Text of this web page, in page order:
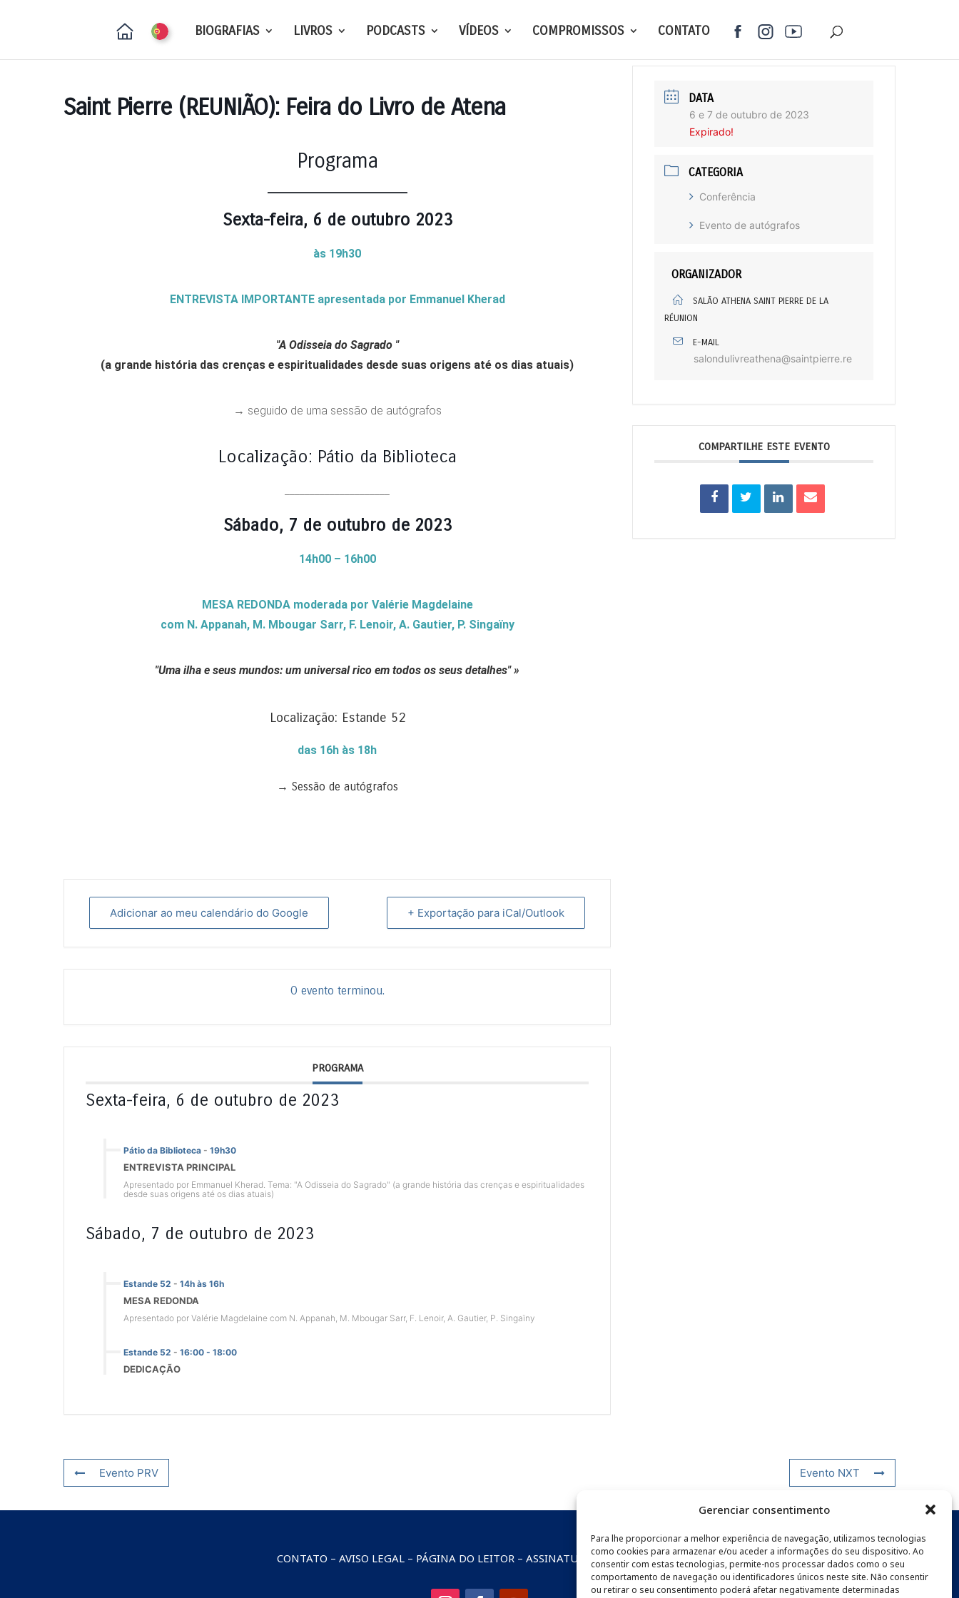
Gerenciar consentimento
Para lhe proporcionar a melhor experiência de navegação, utilizamos tecnologias
como cookies para armazenar e/ou aceder a informações do seu dispositivo. Ao
consentir com estas tecnologias, permite-nos processar dados como o seu
comportamento de navegação ou identificadores únicos neste site. Não consentir
ou retirar o seu consentimento poderá afetar negativamente determinadas
BIOGRAFIAS LIVROS PODCASTS VÍDEOS COMPROMISSOS CONTATO
Saint Pierre (REUNIÃO): Feira do Livro de Atena
Programa
Sexta-feira, 6 de outubro 2023
às 19h30
ENTREVISTA IMPORTANTE apresentada por EmmanuelKherad
"A Odisseia do Sagrado "
(a grande história das crenças e espiritualidades desde suas origens até os dias atuais)
→ seguido de uma sessão de autógrafos
Localização: Pátio da Biblioteca
Sábado, 7 de outubro de 2023
14h00 – 16h00
MESA REDONDA moderada por Valérie Magdelaine
com N. Appanah, M. Mbougar Sarr, F. Lenoir, A. Gautier, P. Singaïny
"Uma ilha e seus mundos: um universal rico em todos os seus detalhes"»
Localização: Estande 52
das 16h às 18h
→ Sessão de autógrafos
Adicionar ao meu calendário do Google + Exportação para iCal/Outlook
O evento terminou.
PROGRAMA
Sexta-feira, 6 de outubro de 2023
Pátio da Biblioteca - 19h30
ENTREVISTA PRINCIPAL
Apresentado por Emmanuel Kherad. Tema: "A Odisseia do Sagrado" (a grande história das crenças e espiritualidades
desde suas origens até os dias atuais)
Sábado, 7 de outubro de 2023
Estande 52 - 14h às 16h
MESA REDONDA
Apresentado por Valérie Magdelaine com N. Appanah, M. Mbougar Sarr, F. Lenoir, A. Gautier, P. Singaïny
Estande 52 - 16:00 - 18:00
DEDICAÇÃO
DATA
6 e 7 de outubro de 2023
Expirado!
CATEGORIA
Conferência
Evento de autógrafos
ORGANIZADOR
SALÃO ATHENA SAINT PIERRE DE LA
RÉUNION
E-MAIL
salondulivreathena@saintpierre.re
COMPARTILHE ESTE EVENTO
Evento PRV Evento NXT
CONTATO – AVISO LEGAL – PÁGINA DO LEITOR – ASSINATURA DA NEWSLETTER